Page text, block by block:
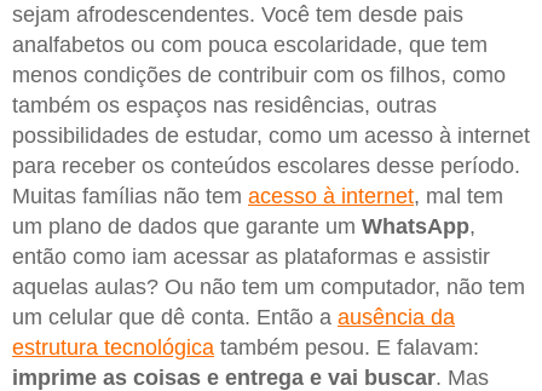
sejam afrodescendentes. Você tem desde pais
analfabetos ou com pouca escolaridade, que tem
menos condições de contribuir com os filhos, como
também os espaços nas residências, outras
possibilidades de estudar, como um acesso à internet
para receber os conteúdos escolares desse período.
Muitas famílias não tem acesso à internet, mal tem
um plano de dados que garante um WhatsApp,
então como iam acessar as plataformas e assistir
aquelas aulas? Ou não tem um computador, não tem
um celular que dê conta. Então a ausência da
estrutura tecnológica também pesou. E falavam:
imprime as coisas e entrega e vai buscar. Mas